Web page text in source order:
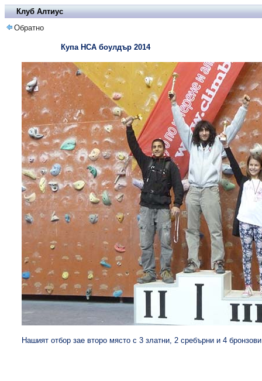
Клуб Алтиус
Обратно
Купа НСА боулдър 2014
Нашият отбор зае второ място с 3 златни, 2 сребърни и 4